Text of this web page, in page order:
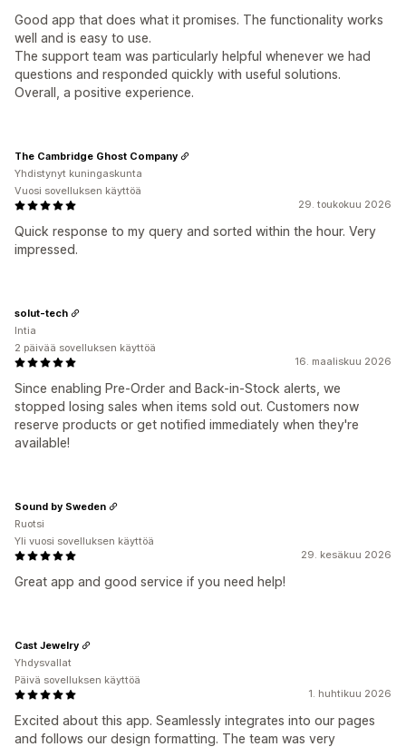
Good app that does what it promises. The functionality works
well and is easy to use.
The support team was particularly helpful whenever we had
questions and responded quickly with useful solutions.
Overall, a positive experience.
29. toukokuu 2026
Quick response to my query and sorted within the hour. Very
impressed.
The Cambridge Ghost Company
Yhdistynyt kuningaskunta
Vuosi sovelluksen käyttöä
16. maaliskuu 2026
Since enabling Pre-Order and Back-in-Stock alerts, we
stopped losing sales when items sold out. Customers now
reserve products or get notified immediately when they're
available!
solut-tech
Intia
2 päivää sovelluksen käyttöä
29. kesäkuu 2026
Great app and good service if you need help!
Sound by Sweden
Ruotsi
Yli vuosi sovelluksen käyttöä
1. huhtikuu 2026
Excited about this app. Seamlessly integrates into our pages
and follows our design formatting. The team was very
Cast Jewelry
Yhdysvallat
Päivä sovelluksen käyttöä